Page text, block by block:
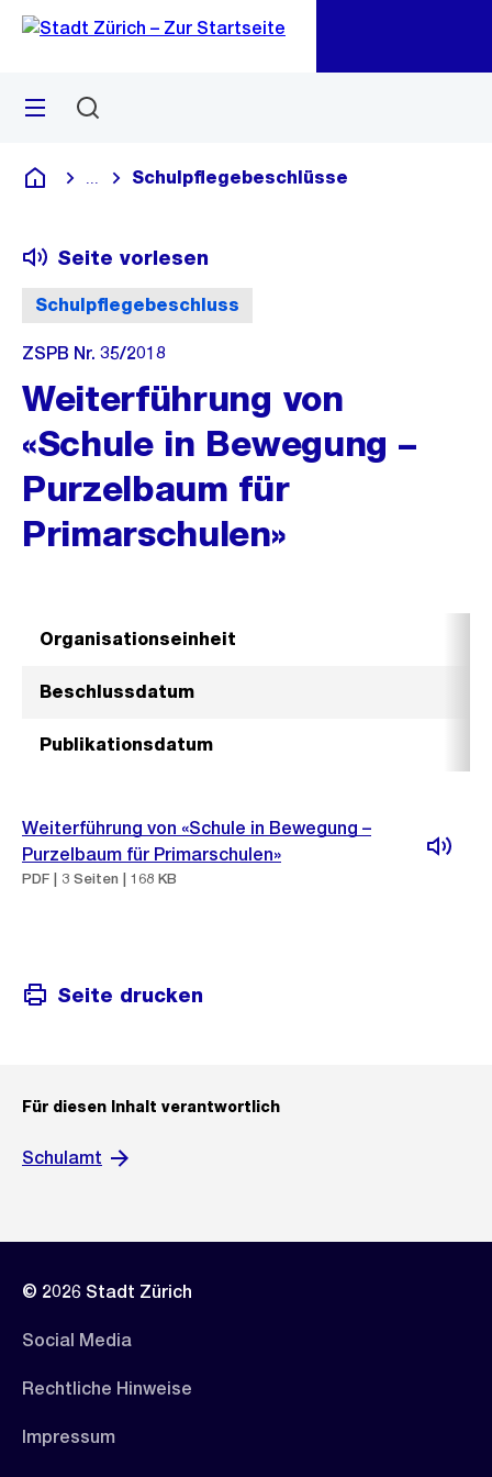
Navigation
Sprunglink
Menü
Deutsch
Blende alle Breadcrumbs ein
Schulpflegebeschlüsse
Schulpflegebeschluss
Seite vorlesen
ZSPB Nr. 35/2018
Weiterführung von
«Schule in Bewegung –
Purzelbaum für
Primarschulen»
Organisationseinheit
Beschlussdatum
Publikationsdatum
Weiterführung von «Schule in Bewegung –
Purzelbaum für Primarschulen»
PDF | 3 Seiten | 168 KB
Seite drucken
Für diesen Inhalt verantwortlich
Schulamt
© 2026 Stadt Zürich
Social Media
Rechtliche Hinweise
Impressum